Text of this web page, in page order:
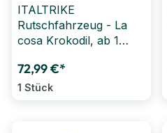
ITALTRIKE
Rutschfahrzeug - La
cosa Krokodil, ab 1
72,99 €*
1 Stück